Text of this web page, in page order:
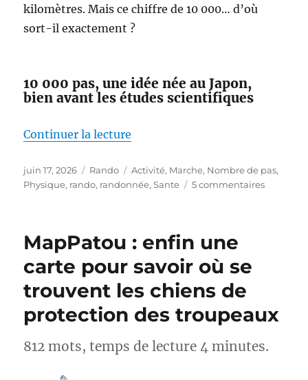
kilomètres. Mais ce chiffre de 10 000… d’où
sort-il exactement ?
10 000 pas, une idée née au Japon,
bien avant les études scientifiques
Continuer la lecture
Publié
le
juin 17, 2026 Catégories
Rando Étiquettes
Activité, Marche, Nombre de pas,
Physique, rando, randonnée,Sante 5 commentairessur
MapPatou : enfin une
carte pour savoir où se
trouvent les chiens de
protection des troupeaux
812 mots, temps de lecture 4 minutes.